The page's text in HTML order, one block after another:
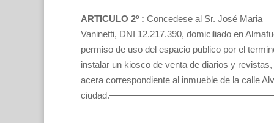
ARTICULO 2º : Concedese al Sr. José Maria
Vaninetti, DNI 12.217.390, domiciliado en
permiso de uso del espacio publico por el
instalar un kiosco de venta de diarios y
acera correspondiente al inmueble de la calle
ciudad.——————————————————